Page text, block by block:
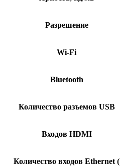
Разрешение
Wi-Fi
Bluetooth
Количество разъемов USB
Входов HDMI
Количество входов Ethernet (